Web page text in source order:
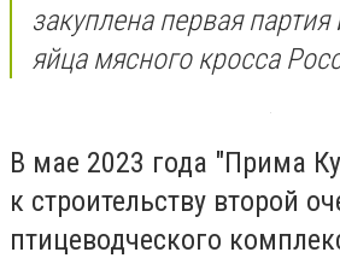
закуплена первая
яйца мясного кросса
В мае 2023 года "Прима
к строительству второй
птицеводческого